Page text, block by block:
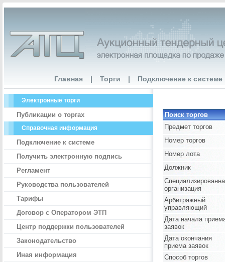
Главная | Торги | Подключение к системе
Электронные торги
Публикации о торгах
Справочная информация
Подключение к системе
Получить электронную подпись
Регламент
Руководства пользователей
Тарифы
Договор с Оператором ЭТП
Центр поддержки пользователей
Законодательство
Иная информация
Поиск торгов
Предмет торгов
Номер торгов
Номер лота
Должник
организация
Арбитражный
управляющий
Дата начала
заявок
Дата окончания
приема заявок
Способ торгов